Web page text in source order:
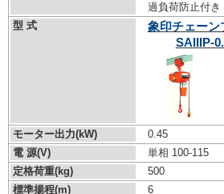
過負荷防止付き
型 式
象印チェーン
SAIIIP-
モーター出力(kW)
0.45
電 源(V)
単相 100-115
定格荷重(kg)
500
標準揚程(m)
6